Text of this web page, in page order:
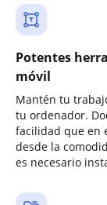
Potentes
móvil
Mantén tu
tu ordenador.
facilidad que en
desde la
es necesario